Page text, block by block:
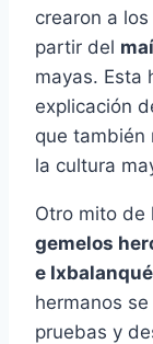
crearon a
partir del
mayas. Esta
explicación
que también
la cultura
Otro mito de
gemelos
e Ixbalanqué
hermanos
pruebas y